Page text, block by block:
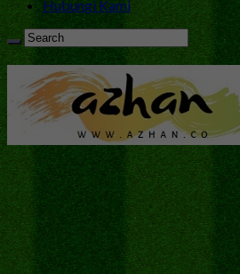
Hubungi Kami